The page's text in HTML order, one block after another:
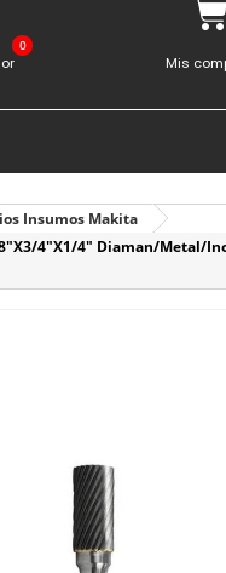
0
Mis
Insumos Makita
4"X1/4" Diaman/Metal/